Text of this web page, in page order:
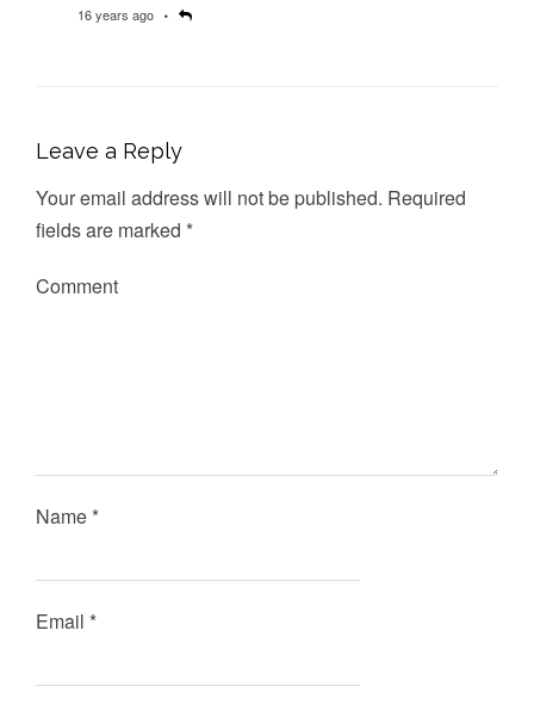
16 years ago
Leave a Reply
Your email address will not be published. Required
fields are marked *
Comment
Name *
Email *